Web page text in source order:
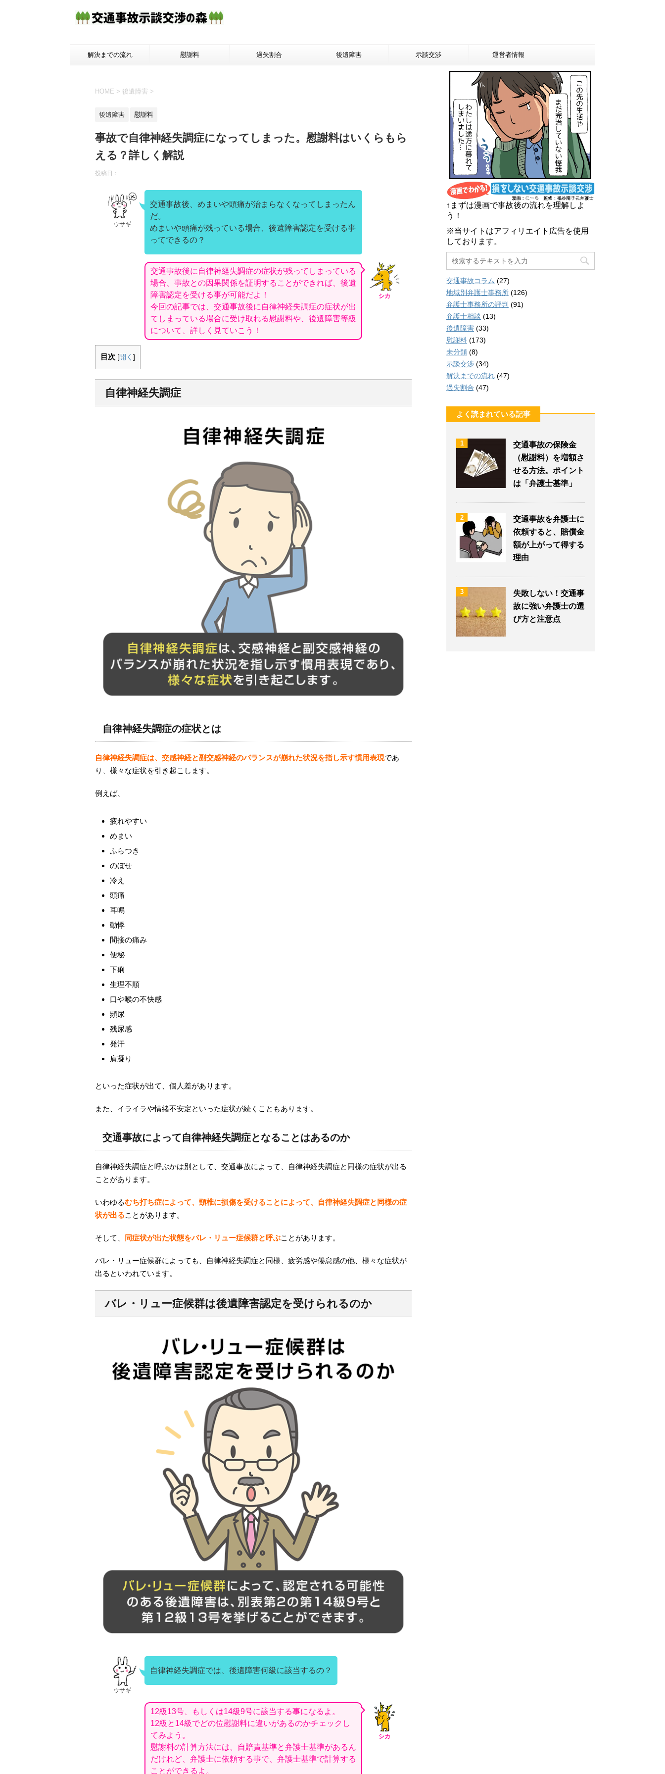
解決までの流れ 慰謝料 過失割合 後遺障害 示談交渉 運営者情報
HOME > 後遺障害 >
後遺障害 慰謝料
事故で自律神経失調症になってしまった。慰謝料はいくらもら
える？詳しく解説
投稿日：
ウサギ
交通事故後、めまいや頭痛が治まらなくなってしまったん
だ。
めまいや頭痛が残っている場合、後遺障害認定を受ける事
ってできるの？
シカ
交通事故後に自律神経失調症の症状が残ってしまっている
場合、事故との因果関係を証明することができれば、後遺
障害認定を受ける事が可能だよ！
今回の記事では、交通事故後に自律神経失調症の症状が出
てしまっている場合に受け取れる慰謝料や、後遺障害等級
について、詳しく見ていこう！
目次 [開く ]
自律神経失調症
自律神経失調症の症状とは
自律神経失調症は、交感神経と副交感神経のバランスが崩れた状況を指し示す慣用表現であ
り、様々な症状を引き起こします。
例えば、
疲れやすい
めまい
ふらつき
のぼせ
冷え
頭痛
耳鳴
動悸
間接の痛み
便秘
下痢
生理不順
口や喉の不快感
頻尿
残尿感
発汗
肩凝り
といった症状が出て、個人差があります。
また、イライラや情緒不安定といった症状が続くこともあります。
交通事故によって自律神経失調症となることはあるのか
自律神経失調症と呼ぶかは別として、交通事故によって、自律神経失調症と同様の症状が出る
ことがあります。
いわゆるむち打ち症によって、頸椎に損傷を受けることによって、自律神経失調症と同様の症
状が出ることがあります。
そして、 同症状が出た状態をバレ・リュー症候群と呼ぶことがあります。
バレ・リュー症候群によっても、自律神経失調症と同様、疲労感や倦怠感の他、様々な症状が
出るといわれています。
バレ・リュー症候群は後遺障害認定を受けられるのか
ウサギ
自律神経失調症では、後遺障害何級に該当するの？
シカ
12級13号、もしくは14級9号に該当する事になるよ。
12級と14級でどの位慰謝料に違いがあるのかチェックし
てみよう。
慰謝料の計算方法には、自賠責基準と弁護士基準があるん
だけれど、弁護士に依頼する事で、弁護士基準で計算する
ことができるよ。
↑まずは漫画で事故後の流れを理解しよ
う！
※当サイトはアフィリエイト広告を使用
しております。
交通事故コラム (27)
地域別弁護士事務所 (126)
弁護士事務所の評判 (91)
弁護士相談 (13)
後遺障害 (33)
慰謝料 (173)
未分類 (8)
示談交渉 (34)
解決までの流れ (47)
過失割合 (47)
よく読まれている記事
1
交通事故の保険金
（慰謝料）を増額さ
せる方法。ポイント
は「弁護士基準」
2
交通事故を弁護士に
依頼すると、賠償金
額が上がって得する
理由
3
失敗しない！交通事
故に強い弁護士の選
び方と注意点